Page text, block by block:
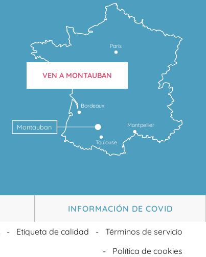
Toulouse
Montpellier
Bordeaux
Montauban
Paris
VEN A MONTAUBAN
INFORMACIÓN DE COVID
Etiqueta de calidad
Términos de servicio
Política de cookies